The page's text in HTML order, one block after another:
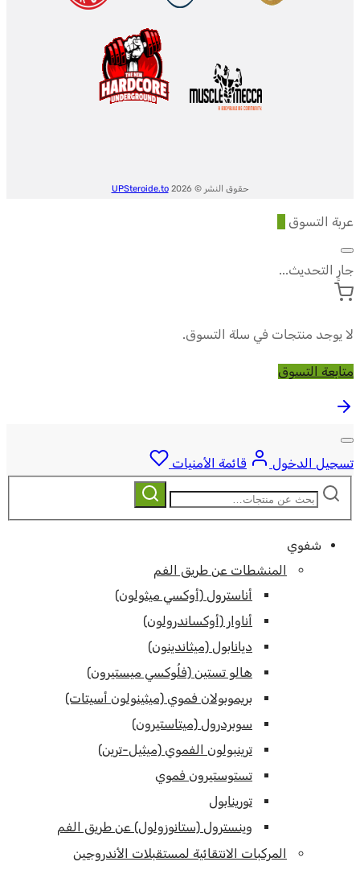
حقوق النشر © 2026 UPSteroide.to
عربة التسوق
جارٍ التحديث...
لا يوجد منتجات في سلة التسوق.
متابعة التسوق
تسجيل الدخول
قائمة الأمنيات
ابحث
بحث
شفوي
المنشطات عن طريق الفم
أناسترول (أوكسي ميثولون)
أناوار (أوكساندرولون)
ديانابول (ميثاندينون)
هالو تستين (فلُوكسي ميستيرون)
بريموبولان فموي (ميثينولون أسيتات)
سوبردرول (ميتاستيرون)
ترينبولون الفموي (ميثيل-ترين)
تستوستيرون فموي
تورينابول
وينسترول (ستانوزولول) عن طريق الفم
المركبات الانتقائية لمستقبلات الأندروجين